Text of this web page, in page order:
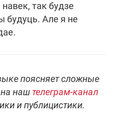
навек, так будзе
будуць. Але я не
поясняет сложные
наш телеграм-канал
и публицистики.